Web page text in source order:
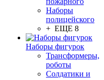
Наборы
полицейского
+ ЕЩЕ 8
Наборы фигурок
Трансформеры,
роботы
Солдатики и